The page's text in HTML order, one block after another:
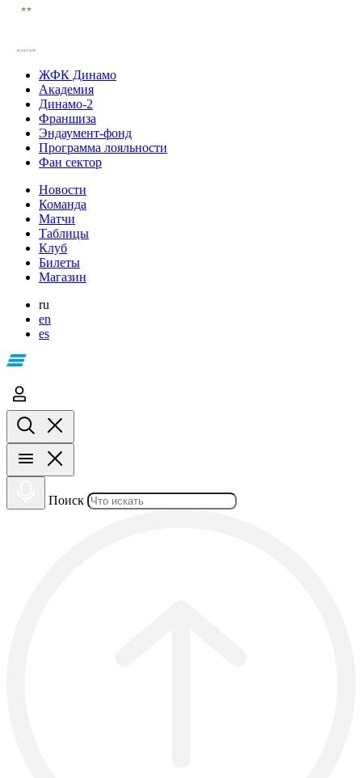
ЖФК Динамо
Академия
Динамо-2
Франшиза
Эндаумент-фонд
Программа лояльности
Фан сектор
Новости
Команда
Матчи
Таблицы
Клуб
Билеты
Магазин
ru
en
es
Поиск